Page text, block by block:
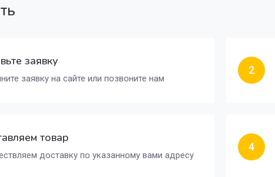
заявку
заявку на сайте или позвоните нам
2
товар
доставку по указанному вами адресу
4